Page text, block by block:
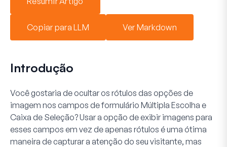
Copiar para LLM Ver Markdown
Introdução
Você gostaria de ocultar os rótulos das opções de
imagem nos campos de formulário Múltipla Escolha e
Caixa de Seleção? Usar a opção de exibir imagens para
esses campos em vez de apenas rótulos é uma ótima
maneira de capturar a atenção do seu visitante, mas